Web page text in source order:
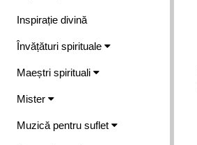
Inspirație divină
Învățături spirituale
Maeștri spirituali
Mister
Muzică pentru suflet